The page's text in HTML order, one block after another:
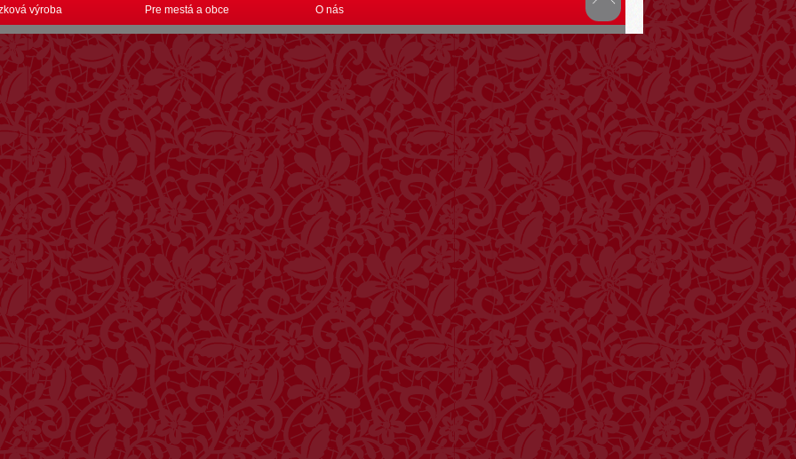
výroba
Pre mestá a obce
O nás